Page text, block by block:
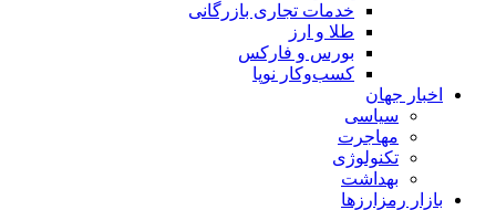
خدمات تجاری بازرگانی
طلا و ارز
بورس و فارکس
کسب‌وکار نوپا
اخبار جهان
سیاسی
مهاجرت
تکنولوژی
بهداشت
بازار رمزارزها